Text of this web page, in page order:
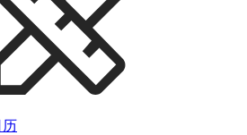
历